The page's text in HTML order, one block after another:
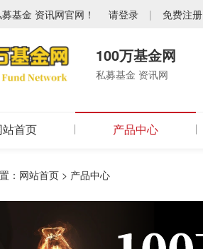
基金 资讯网官网！ 请登录 | 免费注册
100万基金网
私募基金 资讯网
站首页 产品中心
： 网站首页 > 产品中心